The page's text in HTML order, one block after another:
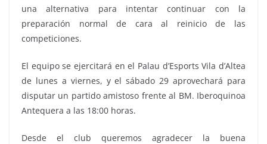
una alternativa para intentar continuar con la
preparación normal de cara al reinicio de las
competiciones.
El equipo se ejercitará en el Palau d’Esports Vila d’Altea
de lunes a viernes, y el sábado 29 aprovechará para
disputar un partido amistoso frente al BM. Iberoquinoa
Antequera a las 18:00 horas.
Desde el club queremos agradecer la buena